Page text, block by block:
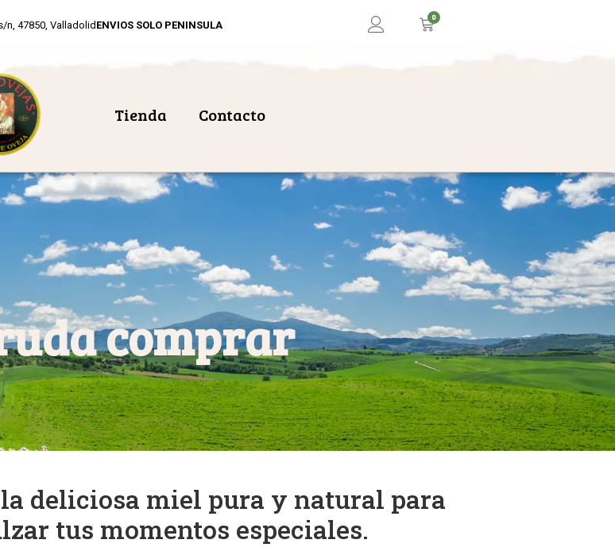
n, 47850, ValladolidENVIOS SOLO PENINSULA
0
Tienda Contacto
comprar
deliciosa miel pura y natural para
tus momentos especiales.